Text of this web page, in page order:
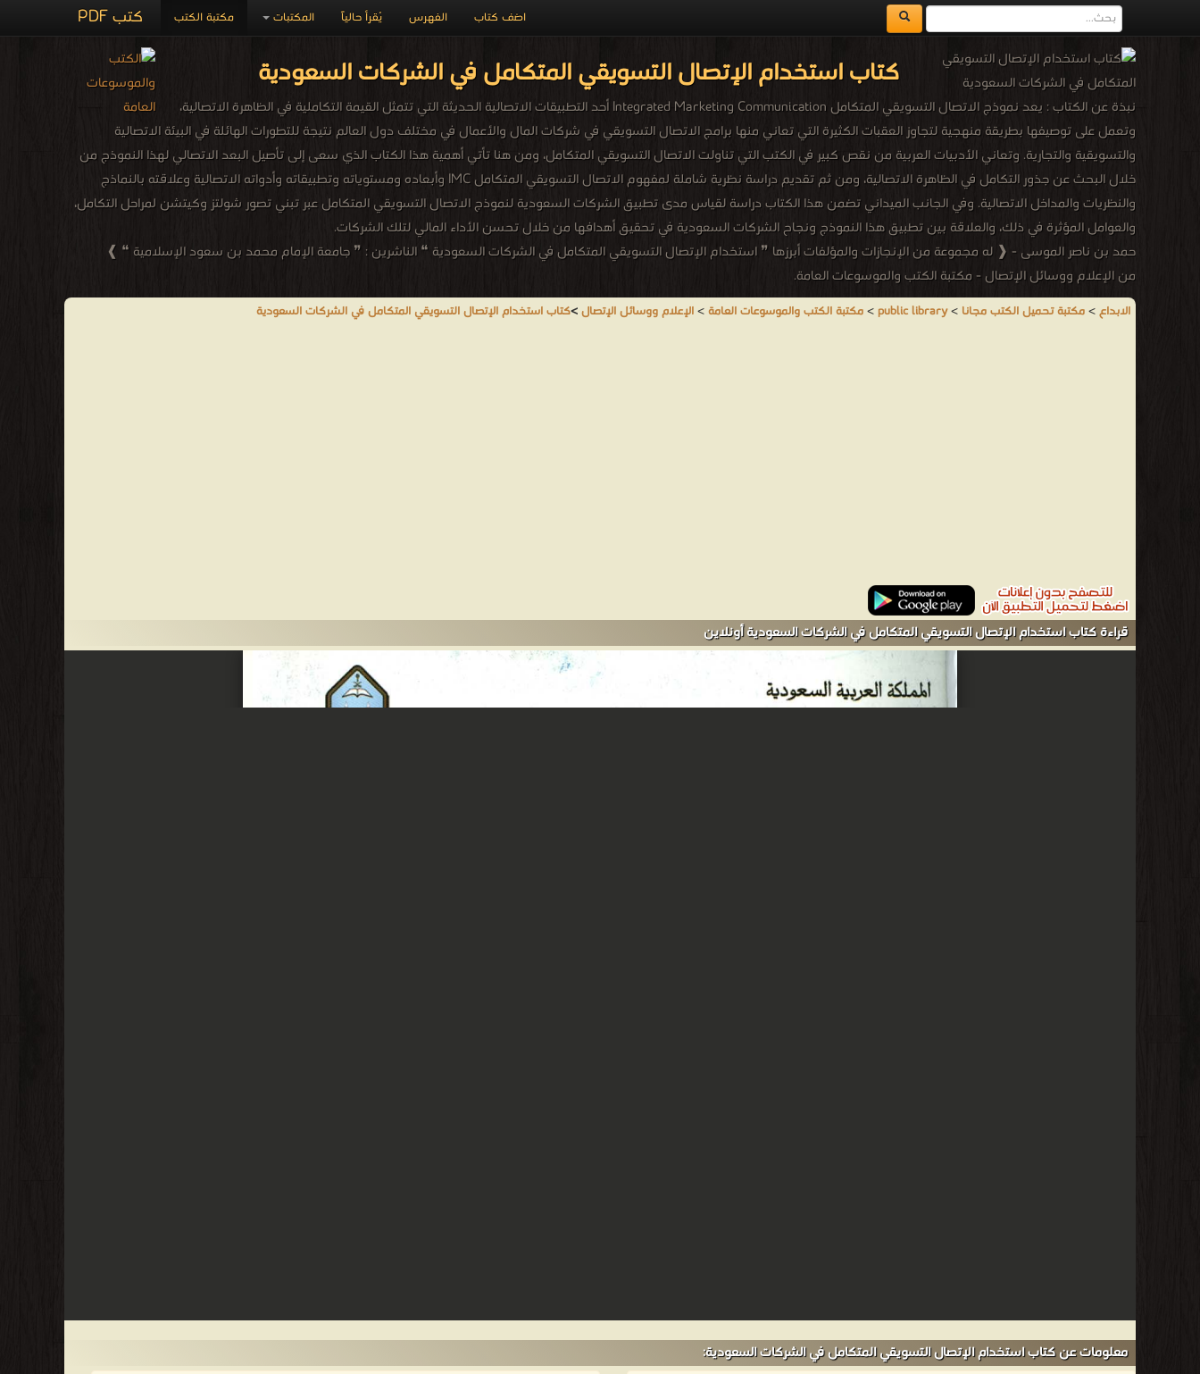
كتب PDF مكتبة الكتب المكتبات يُقرأ حالياً الفهرس اضف كتاب
كتاب استخدام الإتصال التسويقي المتكامل في الشركات السعودية
نبذة عن الكتاب : يعد نموذج الاتصال التسويقي المتكامل Integrated Marketing Communication أحد التطبيقات الاتصالية الحديثة التي تتمثل القيمة التكاملية في الظاهرة الاتصالية،
وتعمل على توصيفها بطريقة منهجية لتجاوز العقبات الكثيرة التي تعاني منها برامج الاتصال التسويقي في شركات المال والأعمال في مختلف دول العالم نتيجة للتطورات الهائلة في البيئة الاتصالية
والتسويقية والتجارية. وتعاني الأدبيات العربية من نقص كبير في الكتب التي تناولت الاتصال التسويقي المتكامل، ومن هنا تأتي أهمية هذا الكتاب الذي سعى إلى تأصيل البعد الاتصالي لهذا النموذج من
خلال البحث عن جذور التكامل في الظاهرة الاتصالية، ومن ثم تقديم دراسة نظرية شاملة لمفهوم الاتصال التسويقي المتكامل IMC وأبعاده ومستوياته وتطبيقاته وأدواته الاتصالية وعلاقته بالنماذج
والنظريات والمداخل الاتصالية. وفي الجانب الميداني تضمن هذا الكتاب دراسة لقياس مدى تطبيق الشركات السعودية لنموذج الاتصال التسويقي المتكامل عبر تبني تصور شولتز وكيتشن لمراحل التكامل،
والعوامل المؤثرة في ذلك، والعلاقة بين تطبيق هذا النموذج ونجاح الشركات السعودية في تحقيق أهدافها من خلال تحسن الأداء المالي لتلك الشركات.
حمد بن ناصر الموسى - ❰ له مجموعة من الإنجازات والمؤلفات أبرزها ❞ استخدام الإتصال التسويقي المتكامل في الشركات السعودية ❝ الناشرين : ❞ جامعة الإمام محمد بن سعود الإسلامية ❝ ❱
من الإعلام ووسائل الإتصال - مكتبة الكتب والموسوعات العامة.
الابداع>مكتبة تحميل الكتب مجانا >
public library
>مكتبة الكتب والموسوعات العامة>الإعلام ووسائل الإتصال>كتاب استخدام الإتصال التسويقي المتكامل في الشركات السعودية
قراءة كتاب استخدام الإتصال التسويقي المتكامل في الشركات السعودية أونلاين
معلومات عن كتاب استخدام الإتصال التسويقي المتكامل في الشركات السعودية: